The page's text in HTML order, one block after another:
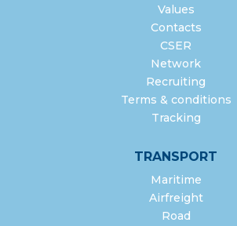
Values
Contacts
CSER
Network
Recruiting
Terms & conditions
Tracking
TRANSPORT
Maritime
Airfreight
Road